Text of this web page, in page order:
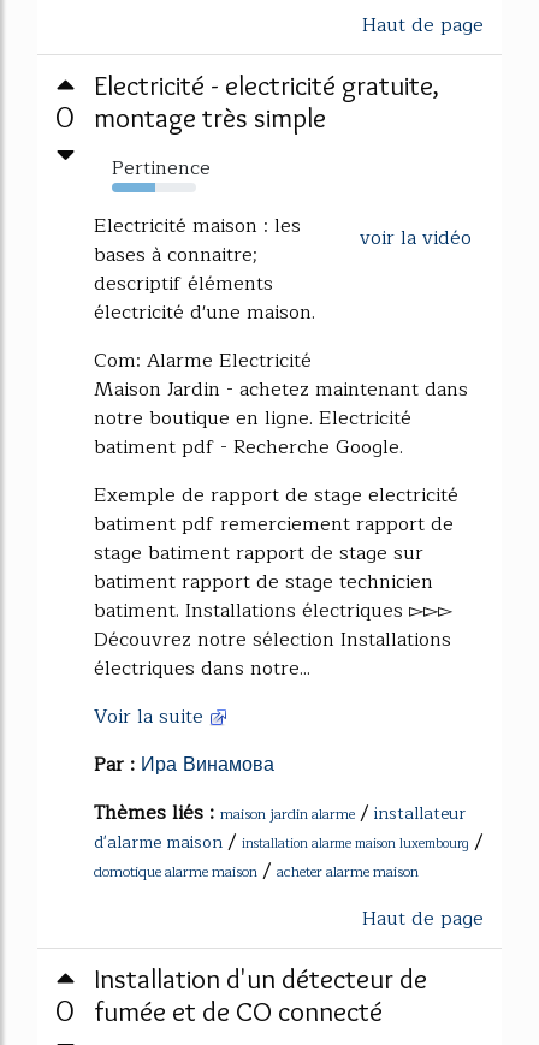
Haut de page
0
Electricité - electricité gratuite,
montage très simple
Pertinence
51%
voir la vidéo
Electricité maison : les
bases à connaitre;
descriptif éléments
électricité d'une maison.
Com: Alarme Electricité
Maison Jardin - achetez maintenant dans
notre boutique en ligne. Electricité
batiment pdf - Recherche Google.
Exemple de rapport de stage electricité
batiment pdf remerciement rapport de
stage batiment rapport de stage sur
batiment rapport de stage technicien
batiment. Installations électriques ▻▻▻
Découvrez notre sélection Installations
électriques dans notre...
Voir la suite
Par : Ира Винамова
Thèmes liés : maison jardin alarme / installateur
d'alarme maison/ installation alarme maison luxembourg /
domotique alarme maison / acheter alarme maison
Haut de page
0
Installation d'un détecteur de
fumée et de CO connecté